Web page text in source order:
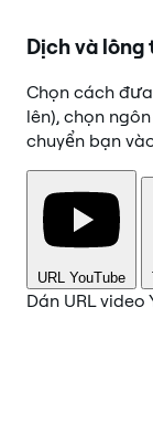
Dịch và
Chọn cách
lên), chọn
chuyển bạn
URL YouTube
Dán URL video